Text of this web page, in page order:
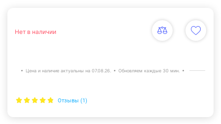
Нет в наличии
Цена и наличие актуальны на 07.08.26. Обновляем каждые 30 мин.
Отзывы (1)